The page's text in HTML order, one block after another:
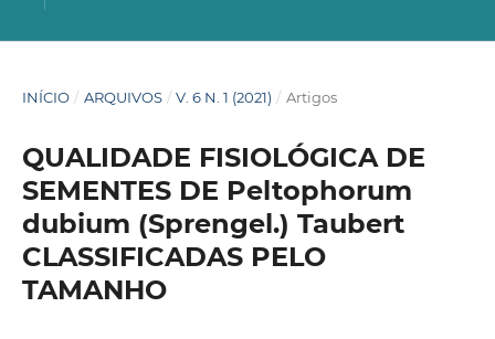
INÍCIO / ARQUIVOS / V. 6 N. 1 (2021) / Artigos
QUALIDADE FISIOLÓGICA DE
SEMENTES DE Peltophorum
dubium (Sprengel.) Taubert
CLASSIFICADAS PELO
TAMANHO